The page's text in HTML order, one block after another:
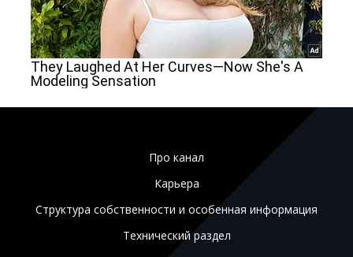
Про канал
Карьера
Структура собственности и особенная информация
Технический раздел